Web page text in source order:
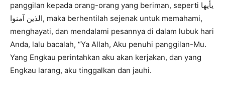
panggilan kepada orang-orang yang beriman, seperti يأيها
الذين آمنوا, maka berhentilah sejenak untuk memahami,
menghayati, dan mendalami pesannya di dalam lubuk hari
Anda, lalu bacalah, “Ya Allah, Aku penuhi panggilan-Mu.
Yang Engkau perintahkan aku akan kerjakan, dan yang
Engkau larang, aku tinggalkan dan jauhi.